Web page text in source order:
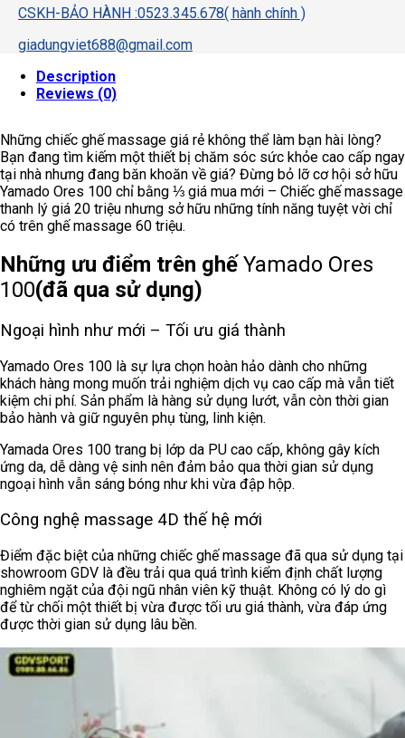
CSKH-BẢO HÀNH :0523.345.678( hành chính )
giadungviet688@gmail.com
Description
Reviews (0)
Những chiếc ghế massage giá rẻ không thể làm bạn hài lòng?
Bạn đang tìm kiếm một thiết bị chăm sóc sức khỏe cao cấp ngay
tại nhà nhưng đang băn khoăn về giá? Đừng bỏ lỡ cơ hội sở hữu
Yamado Ores 100 chỉ bằng ⅓ giá mua mới – Chiếc ghế massage
thanh lý giá 20 triệu nhưng sở hữu những tính năng tuyệt vời chỉ
có trên ghế massage 60 triệu.
Những ưu điểm trên ghế Yamado Ores
100(đã qua sử dụng)
Ngoại hình như mới – Tối ưu giá thành
Yamado Ores 100 là sự lựa chọn hoàn hảo dành cho những
khách hàng mong muốn trải nghiệm dịch vụ cao cấp mà vẫn tiết
kiệm chi phí. Sản phẩm là hàng sử dụng lướt, vẫn còn thời gian
bảo hành và giữ nguyên phụ tùng, linh kiện.
Yamada Ores 100 trang bị lớp da PU cao cấp, không gây kích
ứng da, dễ dàng vệ sinh nên đảm bảo qua thời gian sử dụng
ngoại hình vẫn sáng bóng như khi vừa đập hộp.
Công nghệ massage 4D thế hệ mới
Điểm đặc biệt của những chiếc ghế massage đã qua sử dụng tại
showroom GDV là đều trải qua quá trình kiểm định chất lượng
nghiêm ngặt của đội ngũ nhân viên kỹ thuật. Không có lý do gì
để từ chối một thiết bị vừa được tối ưu giá thành, vừa đáp ứng
được thời gian sử dụng lâu bền.